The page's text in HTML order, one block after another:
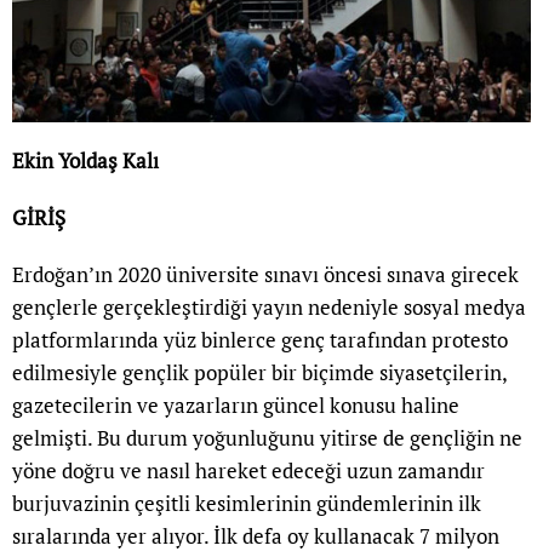
Ekin Yoldaş Kalı
GİRİŞ
Erdoğan’ın 2020 üniversite sınavı öncesi sınava girecek
gençlerle gerçekleştirdiği yayın nedeniyle sosyal medya
platformlarında yüz binlerce genç tarafından protesto
edilmesiyle gençlik popüler bir biçimde siyasetçilerin,
gazetecilerin ve yazarların güncel konusu haline
gelmişti. Bu durum yoğunluğunu yitirse de gençliğin ne
yöne doğru ve nasıl hareket edeceği uzun zamandır
burjuvazinin çeşitli kesimlerinin gündemlerinin ilk
sıralarında yer alıyor. İlk defa oy kullanacak 7 milyon